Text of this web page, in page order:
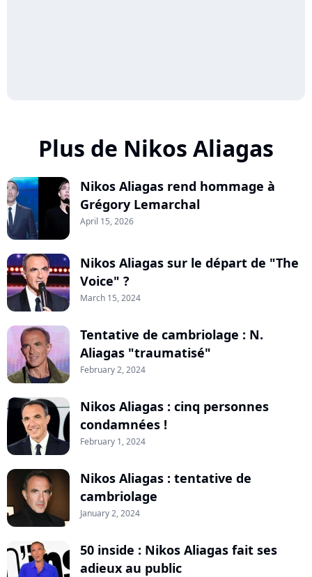
Plus de Nikos Aliagas
Nikos Aliagas rend hommage à
Grégory Lemarchal
April 15, 2026
Nikos Aliagas sur le départ de "The
Voice" ?
March 15, 2024
Tentative de cambriolage : N.
Aliagas "traumatisé"
February 2, 2024
Nikos Aliagas : cinq personnes
condamnées !
February 1, 2024
Nikos Aliagas : tentative de
cambriolage
January 2, 2024
50 inside : Nikos Aliagas fait ses
adieux au public